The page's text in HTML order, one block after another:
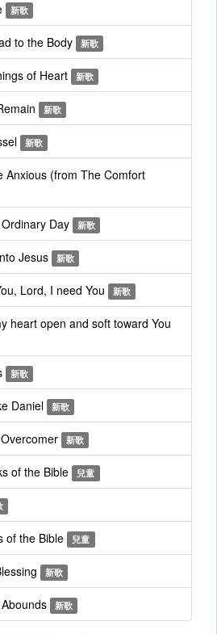
新歌
to the Body 新歌
of Heart 新歌
新歌
新歌
Anxious (from The Comfort
Day 新歌
Jesus 新歌
Lord, I need You 新歌
heart open and soft toward You
新歌
Daniel 新歌
新歌
of the Bible 兒童
of the Bible 兒童
新歌
新歌